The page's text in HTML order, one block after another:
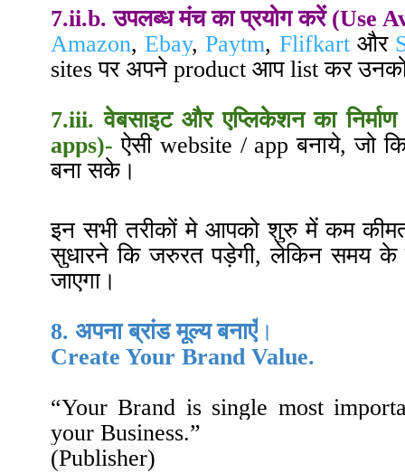
7.ii.b. उपलब्ध मंच का प्रयोग करें (Use
Amazon,Ebay,Paytm, Flifkartऔर
sites पर अपने product आप list कर
7.iii. वेबसाइट और एप्लिकेशन का
apps)- ऐसी website / app बनाये, जो
बना सके ।
इन सभी तरीकों मे आपको शुरु में कम
सुधारने कि जरुरत पड़ेगी, लेकिन समय
जाएगा ।
8. अपना ब्रांड मूल्य बनाएँ ।
Create Your Brand Value.
“Your Brand is single most
your Business.”
(Publisher)